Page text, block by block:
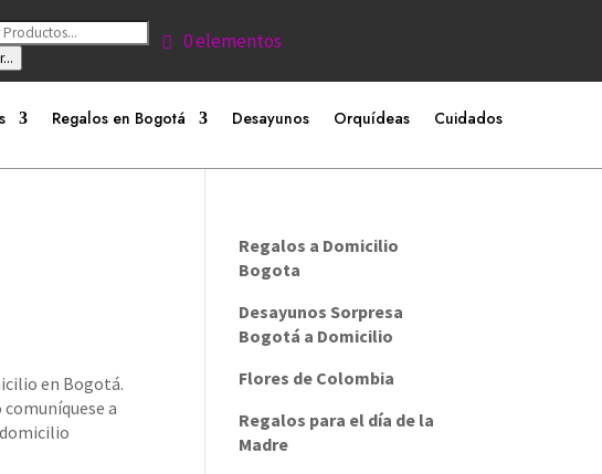
0 elementos
Regalos en Bogotá Desayunos Orquídeas Cuidados
en Bogotá.
a
Regalos a Domicilio
Bogota
Desayunos Sorpresa
Bogotá a Domicilio
Flores de Colombia
Regalos para el día de la
Madre